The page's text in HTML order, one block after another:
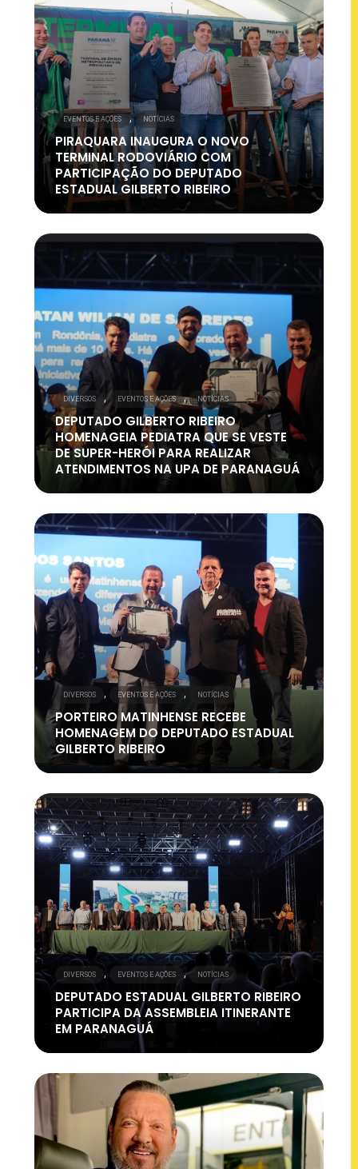
EVENTOS E AÇÕES , NOTÍCIAS
PIRAQUARA INAUGURA O NOVO
TERMINAL RODOVIÁRIO COM
PARTICIPAÇÃO DO DEPUTADO
ESTADUAL GILBERTO RIBEIRO
DIVERSOS , EVENTOS E AÇÕES , NOTÍCIAS
DEPUTADO GILBERTO RIBEIRO
HOMENAGEIA PEDIATRA QUE SE VESTE
DE SUPER-HERÓI PARA REALIZAR
ATENDIMENTOS NA UPA DE PARANAGUÁ
DIVERSOS , EVENTOS E AÇÕES , NOTÍCIAS
PORTEIRO MATINHENSE RECEBE
HOMENAGEM DO DEPUTADO ESTADUAL
GILBERTO RIBEIRO
DIVERSOS , EVENTOS E AÇÕES , NOTÍCIAS
DEPUTADO ESTADUAL GILBERTO RIBEIRO
PARTICIPA DA ASSEMBLEIA ITINERANTE
EM PARANAGUÁ